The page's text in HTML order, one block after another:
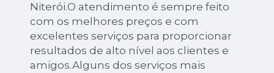
Niterói.O atendimento é sempre feito
com os melhores preços e com
excelentes serviços para proporcionar
resultados de alto nível aos clientes e
amigos.Alguns dos serviços mais